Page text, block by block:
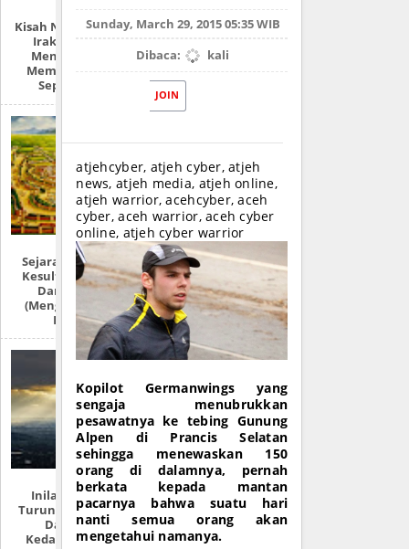
Kisah Nyata Perang
Irak: “Mereka
Menyiksa Dan
Memperkosaku
Seperti Ini!”
Sejarah Lengkap:
Kesultanan Aceh
Darussalam
(Mengulas Lebih
Detail)
Inilah Tempat
Turunnya Nabi Isa
Dan 7 Ciri
Kedatangannya
Sunday, March 29, 2015 05:35 WIB
Dibaca:
kali
JOIN
atjehcyber, atjeh cyber, atjeh
news, atjeh media, atjeh online,
atjeh warrior, acehcyber, aceh
cyber, aceh warrior, aceh cyber
online, atjeh cyber warrior
Kopilot Germanwings yang
sengaja menubrukkan
pesawatnya ke tebing Gunung
Alpen di Prancis Selatan
sehingga menewaskan 150
orang di dalamnya, pernah
berkata kepada mantan
pacarnya bahwa suatu hari
nanti semua orang akan
mengetahui namanya.